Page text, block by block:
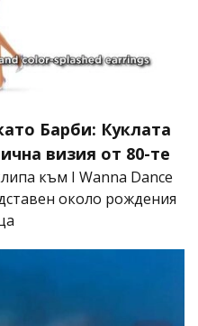
Барби: Куклата
визия от 80-те
към I Wanna Dance
около рождения